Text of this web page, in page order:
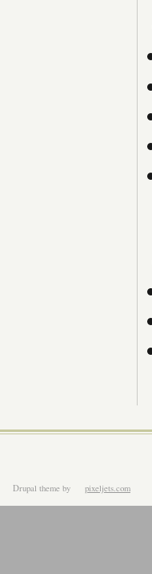
Drupal theme by pixeljets.com